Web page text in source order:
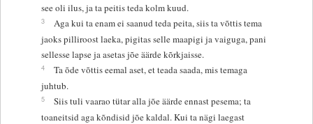
see oli ilus, ja ta peitis teda kolm kuud.
3
Aga kui ta enam ei saanud teda peita, siis ta võttis tema
jaoks pilliroost laeka, pigitas selle maapigi ja vaiguga, pani
sellesse lapse ja asetas jõe äärde kõrkjaisse.
4
Ta õde võttis eemal aset, et teada saada, mis temaga
juhtub.
5
Siis tuli vaarao tütar alla jõe äärde ennast pesema; ta
toaneitsid aga kõndisid jõe kaldal. Kui ta nägi laegast